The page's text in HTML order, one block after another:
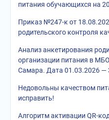
питания обучающихся на
Приказ №247-к от
родительского контроля
Анализ анкетирования
организации питания в
Самара. Дата 01.03.2026 —
Недовольны качеством
исправить!
Алгоритм активации QR-